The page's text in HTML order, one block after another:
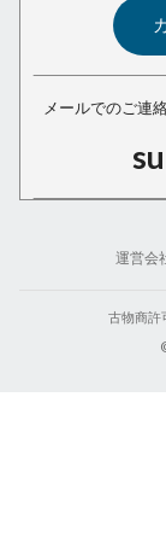
メールでのご連
古物商許
運営会